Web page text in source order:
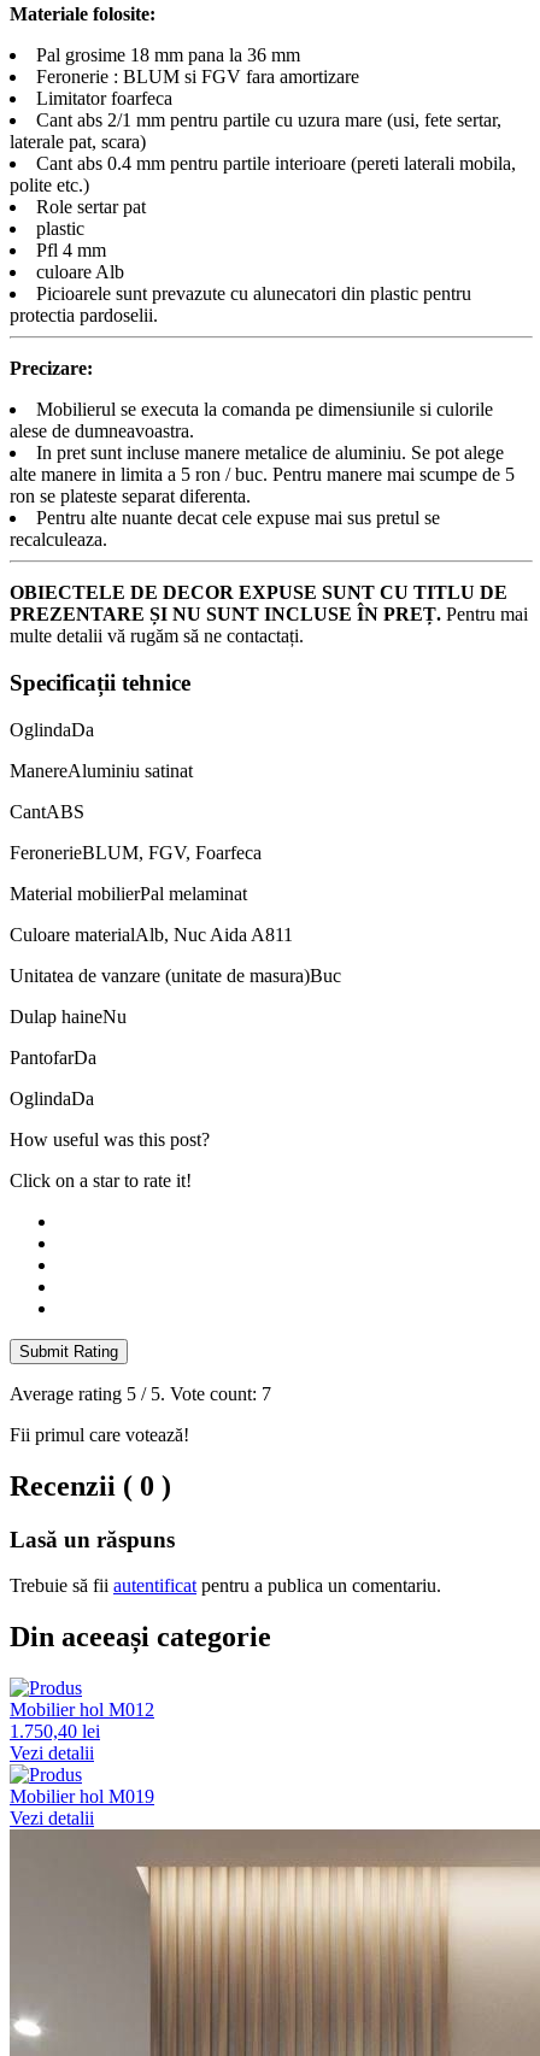
Materiale folosite:
Pal grosime 18 mm pana la 36 mm
Feronerie : BLUM si FGV fara amortizare
Limitator foarfeca
Cant abs 2/1 mm pentru partile cu uzura mare (usi, fete sertar,
laterale pat, scara)
Cant abs 0.4 mm pentru partile interioare (pereti laterali mobila,
polite etc.)
Role sertar pat
plastic
Pfl 4 mm
culoare Alb
Picioarele sunt prevazute cu alunecatori din plastic pentru
protectia pardoselii.
Precizare:
Mobilierul se executa la comanda pe dimensiunile si culorile
alese de dumneavoastra.
In pret sunt incluse manere metalice de aluminiu. Se pot alege
alte manere in limita a 5 ron / buc. Pentru manere mai scumpe de 5
ron se plateste separat diferenta.
Pentru alte nuante decat cele expuse mai sus pretul se
recalculeaza.
OBIECTELE DE DECOR EXPUSE SUNT CU TITLU DE
PREZENTARE ȘI NU SUNT INCLUSE ÎN PREȚ. Pentru mai
multe detalii vă rugăm să ne contactați.
Specificații tehnice
OglindaDa
ManereAluminiu satinat
CantABS
FeronerieBLUM, FGV, Foarfeca
Material mobilierPal melaminat
Culoare materialAlb, Nuc Aida A811
Unitatea de vanzare (unitate de masura)Buc
Dulap haineNu
PantofarDa
OglindaDa
How useful was this post?
Click on a star to rate it!
Submit Rating
Average rating 5 / 5. Vote count: 7
Fii primul care votează!
Recenzii ( 0 )
Lasă un răspuns
Trebuie să fii autentificat pentru a publica un comentariu.
Din aceeași categorie
Mobilier hol M012
1.750,40 lei
Vezi detalii
Mobilier hol M019
Vezi detalii